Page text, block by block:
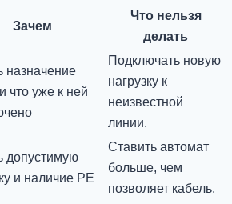
Зачем
Что нельзя
делать
назначение
что уже к ней
Подключать новую
нагрузку к
неизвестной
линии.
допустимую
и наличие PE
Ставить автомат
больше, чем
позволяет кабель.